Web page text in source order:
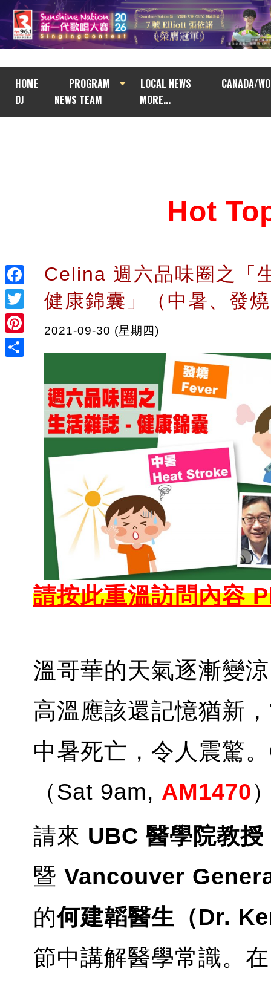
HOME PROGRAM LOCAL NEWS
CANADA/
DJ
NEWS TEAM MORE...
Facebook
Twitter
Pinterest
Hot
Celina 週六品味圈之「
健康錦囊」（中暑、發
2021-09-30 (星期四)
請按此重溫訪問內容
溫哥華的天氣逐漸變
高溫應該還記憶猶新
中暑死亡，令人震驚。
（Sat 9am, AM1470
請來 UBC 醫學院教授
暨 Vancouver
的何建韜醫生（Dr.
節中講解醫學常識。